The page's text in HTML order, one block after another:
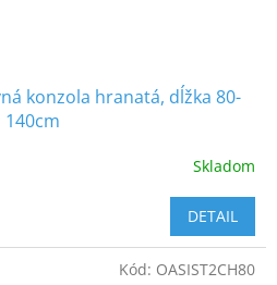
konzola hranatá, dĺžka 80-
140cm
Skladom
DETAIL
Kód: OASIST2CH80